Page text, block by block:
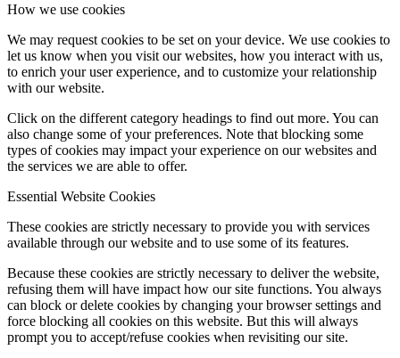
How we use cookies
We may request cookies to be set on your device. We use cookies to
let us know when you visit our websites, how you interact with us,
to enrich your user experience, and to customize your relationship
with our website.
Click on the different category headings to find out more. You can
also change some of your preferences. Note that blocking some
types of cookies may impact your experience on our websites and
the services we are able to offer.
Essential Website Cookies
These cookies are strictly necessary to provide you with services
available through our website and to use some of its features.
Because these cookies are strictly necessary to deliver the website,
refusing them will have impact how our site functions. You always
can block or delete cookies by changing your browser settings and
force blocking all cookies on this website. But this will always
prompt you to accept/refuse cookies when revisiting our site.